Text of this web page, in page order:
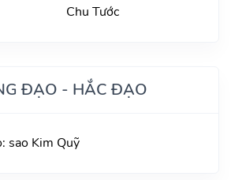
Chu Tước
ĐẠO - HẮC ĐẠO
sao Kim Quỹ